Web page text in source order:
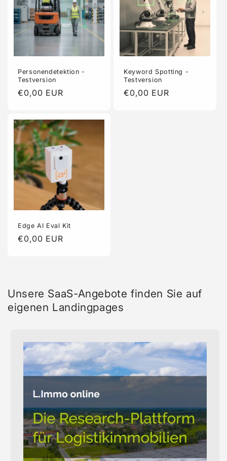
Personendetektion -
Testversion
Normaler
€0,00 EUR
Keyword Spotting -
Testversion
Normaler
€0,00 EUR
Edge AI Eval Kit
Normaler
€0,00 EUR
Unsere SaaS-Angebote finden Sie auf
eigenen Landingpages